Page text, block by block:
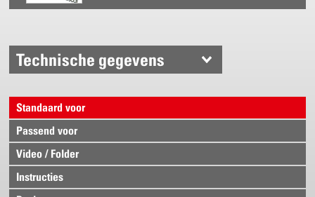
Technische gegevens
Standaard voor
Passend voor
Video / Folder
Instructies